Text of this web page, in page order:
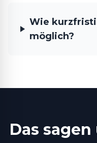
Wie
möglich?
Das